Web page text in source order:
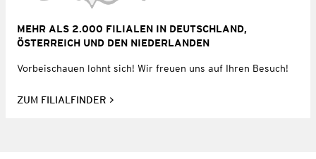
MEHR ALS 2.000 FILIALEN IN DEUTSCHLAND,
ÖSTERREICH UND DEN NIEDERLANDEN
Vorbeischauen lohnt sich! Wir freuen uns auf Ihren Besuch!
ZUM FILIALFINDER